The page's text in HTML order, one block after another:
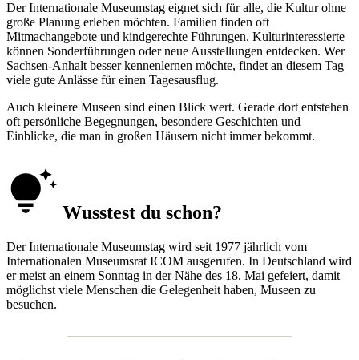
Der Internationale Museumstag eignet sich für alle, die Kultur ohne
große Planung erleben möchten. Familien finden oft
Mitmachangebote und kindgerechte Führungen. Kulturinteressierte
können Sonderführungen oder neue Ausstellungen entdecken. Wer
Sachsen-Anhalt besser kennenlernen möchte, findet an diesem Tag
viele gute Anlässe für einen Tagesausflug.
Auch kleinere Museen sind einen Blick wert. Gerade dort entstehen
oft persönliche Begegnungen, besondere Geschichten und
Einblicke, die man in großen Häusern nicht immer bekommt.
Wusstest du schon?
Der Internationale Museumstag wird seit 1977 jährlich vom
Internationalen Museumsrat ICOM ausgerufen. In Deutschland wird
er meist an einem Sonntag in der Nähe des 18. Mai gefeiert, damit
möglichst viele Menschen die Gelegenheit haben, Museen zu
besuchen.